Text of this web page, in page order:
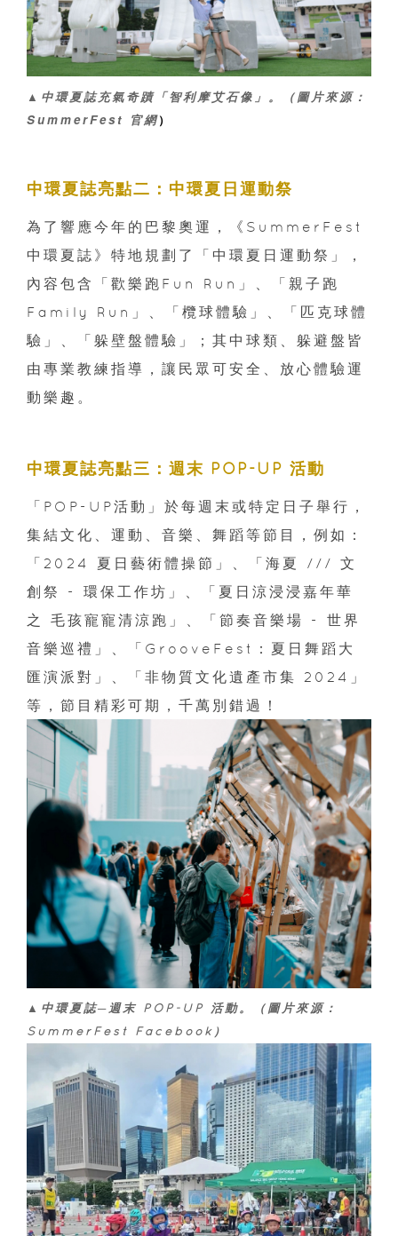
▲中環夏誌充氣奇蹟「智利摩艾石像」。
（圖片來源：
SummerFest 官網）
中環夏誌亮點二：中環夏日運動祭
為了響應今年的巴黎奧運，《SummerFest
中環夏誌》特地規劃了「中環夏日運動祭」，
內容包含「歡樂跑Fun Run」、「親子跑
Family Run」、「欖球體驗」、「匹克球體
驗」、「躲壁盤體驗」；其中球類、躲避盤皆
由專業教練指導，讓民眾可安全、放心體驗運
動樂趣。
中環夏誌亮點三：週末 POP-UP 活動
「POP-UP活動」於每週末或特定日子舉行，
集結文化、運動、音樂、舞蹈等節目，例如：
「2024 夏日藝術體操節」、「海夏 /// 文
創祭 - 環保工作坊」、「夏日涼浸浸嘉年華
之 毛孩寵寵清涼跑」、「節奏音樂場 - 世界
音樂巡禮」、「GrooveFest：夏日舞蹈大
匯演派對」、「非物質文化遺產市集 2024」
等，節目精彩可期，千萬別錯過！
▲中環夏誌─週末 POP-UP 活動。（圖片來源：
SummerFest Facebook）